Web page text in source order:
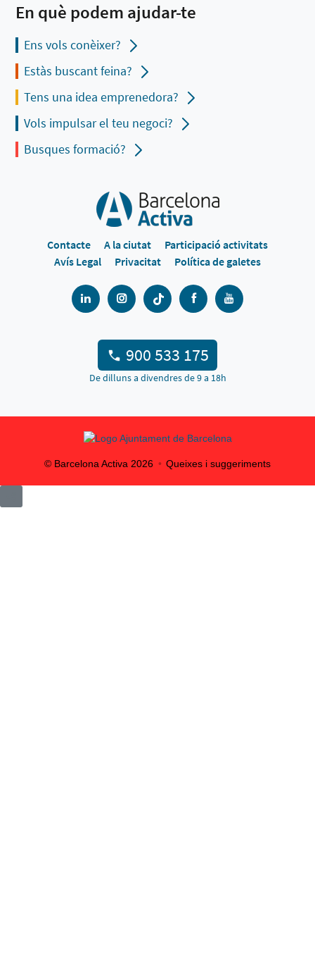
En què podem ajudar-te
Ens vols conèixer?
Estàs buscant feina?
Tens una idea emprenedora?
Vols impulsar el teu negoci?
Busques formació?
Contacte A la ciutat
Participació activitats
Avís Legal
Privacitat Política de galetes
900 533 175
De dilluns a divendres de 9 a 18h
© Barcelona Activa 2026 Queixes i suggeriments